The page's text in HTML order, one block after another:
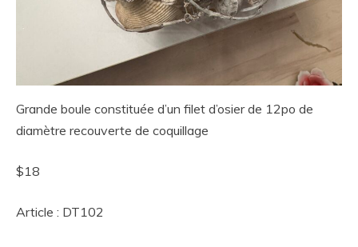
Grande boule constituée d’un filet d’osier de 12po de
diamètre recouverte de coquillage
$18
Article : DT102